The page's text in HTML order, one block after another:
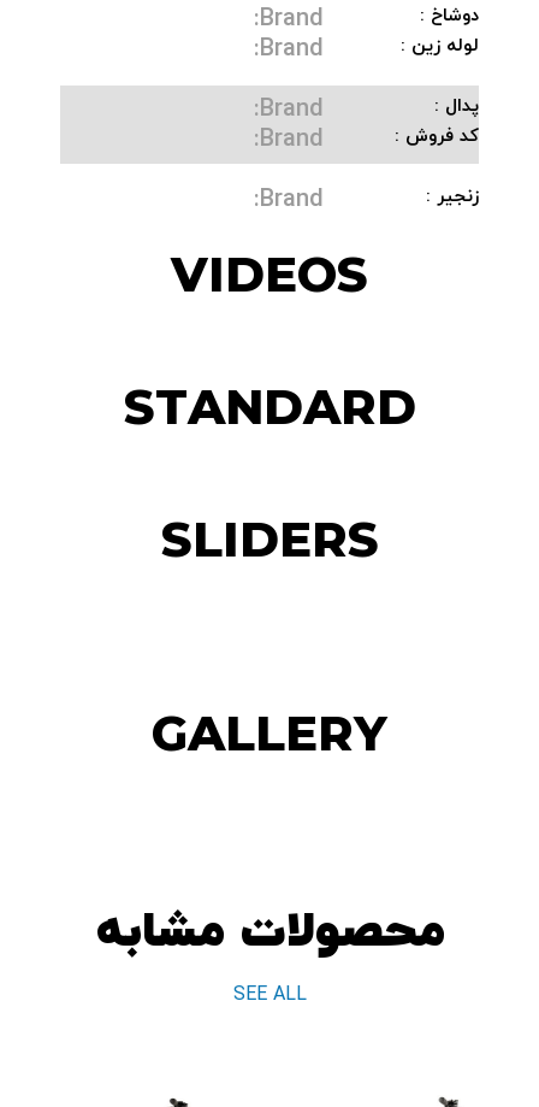
دوشاخ : Brand:
لوله زین : Brand:
پدال : Brand:
کد فروش : Brand:
زنجیر : Brand:
VIDEOS
STANDARD
SLIDERS
GALLERY
محصولات مشابه
SEE ALL